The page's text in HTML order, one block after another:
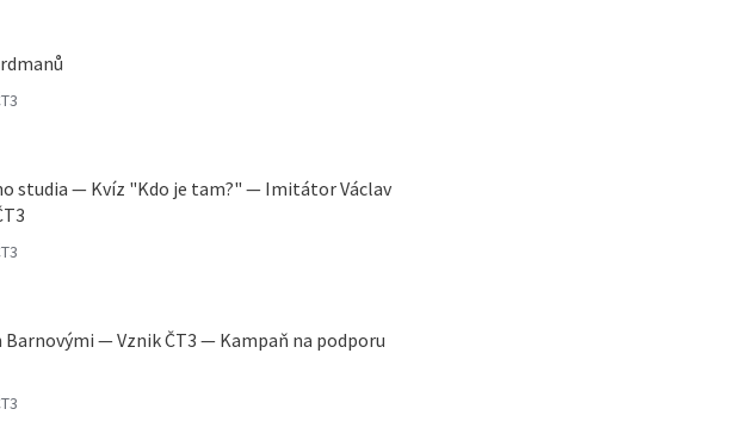
studia — Kvíz "Kdo je tam?" — Imitátor Václav
Barnovými — Vznik ČT3 — Kampaň na podporu